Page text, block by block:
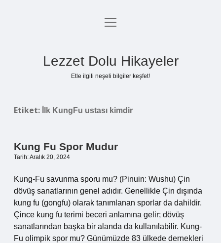
Anasayfa
menüyü
Lezzet Dolu Hikayeler
Etle ilgili neşeli bilgiler keşfet!
Etiket: İlk KungFu ustası kimdir
Kung Fu Spor Mudur
Tarih: Aralık 20, 2024
Kung-Fu savunma sporu mu? (Pinuin: Wushu) Çin
dövüş sanatlarının genel adıdır. Genellikle Çin dışında
kung fu (gongfu) olarak tanımlanan sporlar da dahildir.
Çince kung fu terimi beceri anlamına gelir; dövüş
sanatlarından başka bir alanda da kullanılabilir. Kung-
Fu olimpik spor mu? Günümüzde 83 ülkede dernekleri